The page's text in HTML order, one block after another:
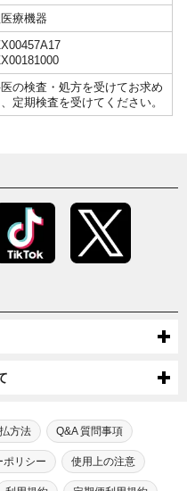
療機器
の検査・処方を受けてお求め
定期検査を受けてください。
）またはメール便（ゆうパケッ
ます。
けできない場合がございます。
）送料：全国一律550円（税込）
全国送料無料
療機器販売業許可を取得してい
衛薬第189号」
コン
方法 Q&A 質問事項
ポリシー 使用上の注意